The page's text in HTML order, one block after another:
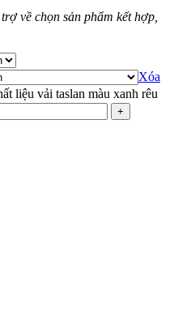
về chọn sản phẩm kết hợp,
Xóa
liệu vải taslan màu xanh rêu